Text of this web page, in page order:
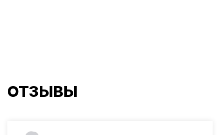
ОТЗЫВЫ